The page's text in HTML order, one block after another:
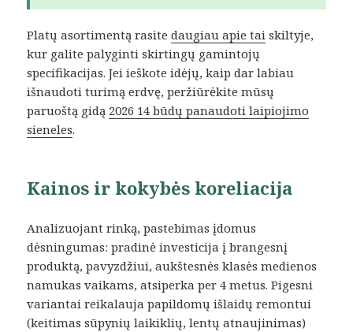
Platų asortimentą rasitedaugiau apie tai skiltyje,
kur galite palyginti skirtingų gamintojų
specifikacijas. Jei ieškote idėjų, kaip dar labiau
išnaudoti turimą erdvę, peržiūrėkite mūsų
paruoštą gidą 2026 14 būdų panaudoti laipiojimo
sieneles.
Kainos ir kokybės koreliacija
Analizuojant rinką, pastebimas įdomus
dėsningumas: pradinė investicija į brangesnį
produktą, pavyzdžiui, aukštesnės klasės medienos
namukas vaikams, atsiperka per 4 metus. Pigesni
variantai reikalauja papildomų išlaidų remontui
(keitimas sūpynių laikiklių, lentų atnaujinimas)